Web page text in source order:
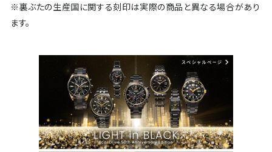
※裏ぶたの生産国に関する刻印は実際の商品と異なる場合があり
ます。